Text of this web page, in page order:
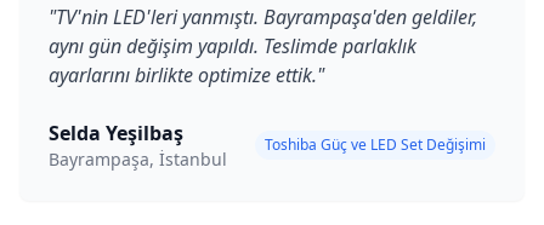
"TV'nin LED'leri yanmıştı. Bayrampaşa'den geldiler,
aynı gün değişim yapıldı. Teslimde parlaklık
ayarlarını birlikte optimize ettik."
Selda Yeşilbaş
Bayrampaşa, İstanbul
Toshiba Güç ve LED Set Değişimi